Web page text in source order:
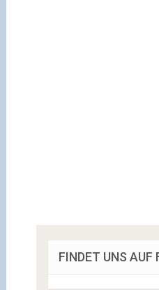
FINDET UNS AUF